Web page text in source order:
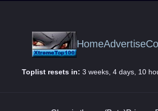
HomeAdvertise
Toplist resets in: 3 weeks, 4 days, 10